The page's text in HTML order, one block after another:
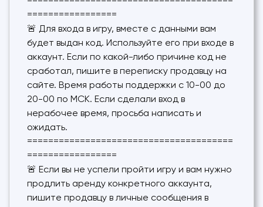
=================
🚨 Для входа в игру, вместе с данными вам
будет выдан код. Используйте его при входе в
аккаунт. Если по какой-либо причине код не
сработал, пишите в переписку продавцу на
сайте. Время работы поддержки с 10-00 до
20-00 по МСК. Если сделали вход в
нерабочее время, просьба написать и
ожидать.
=======================================
=================
🚨 Если вы не успели пройти игру и вам нужно
продлить аренду конкретного аккаунта,
пишите продавцу в личные сообщения в